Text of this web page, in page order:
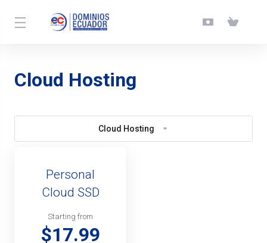
Cloud Hosting
Cloud Hosting
Personal
Cloud SSD
Starting from
$17.99